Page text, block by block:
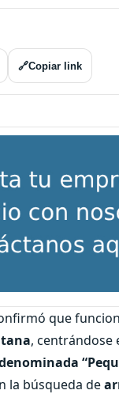
🔗Copiar link
que
, centrándose
la búsqueda de